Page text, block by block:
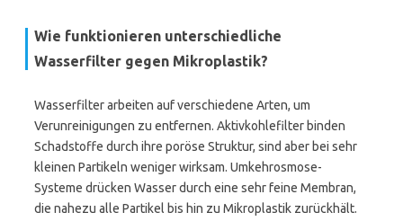
Wie funktionieren unterschiedliche
Wasserfilter gegen Mikroplastik?
Wasserfilter arbeiten auf verschiedene Arten, um
Verunreinigungen zu entfernen. Aktivkohlefilter binden
Schadstoffe durch ihre poröse Struktur, sind aber bei sehr
kleinen Partikeln weniger wirksam. Umkehrosmose-
Systeme drücken Wasser durch eine sehr feine Membran,
die nahezu alle Partikel bis hin zu Mikroplastik zurückhält.